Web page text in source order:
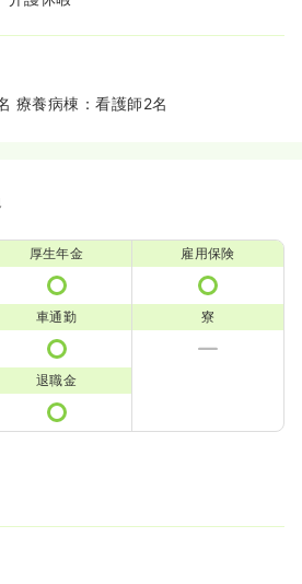
療養病棟：看護師2名
厚生年金 雇用保険
車通勤 寮
退職金